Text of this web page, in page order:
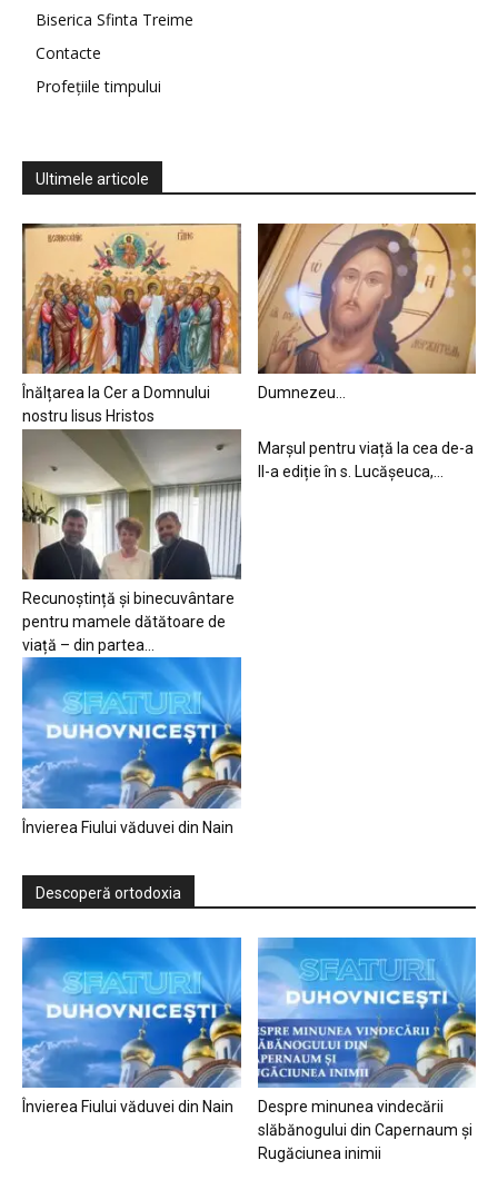
Biserica Sfinta Treime
Contacte
Profețiile timpului
Ultimele articole
Înălțarea la Cer a Domnului
nostru Iisus Hristos
Dumnezeu…
Recunoștință și binecuvântare
pentru mamele dătătoare de
viață – din partea...
Marșul pentru viață la cea de-a
II-a ediție în s. Lucășeuca,...
Învierea Fiului văduvei din Nain
Descoperă ortodoxia
Învierea Fiului văduvei din Nain
Despre minunea vindecării
slăbănogului din Capernaum și
Rugăciunea inimii